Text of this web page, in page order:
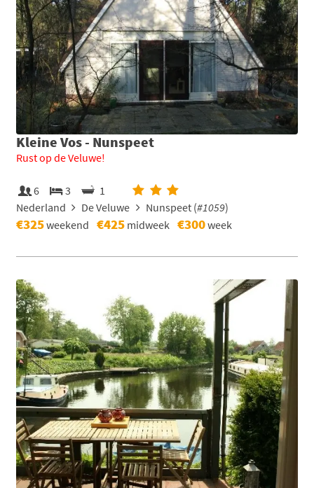
Kleine Vos - Nunspeet
Rust op de Veluwe!
6 3
1
Nederland
De Veluwe Nunspeet (#1059)
€325weekend €425 midweek €300week